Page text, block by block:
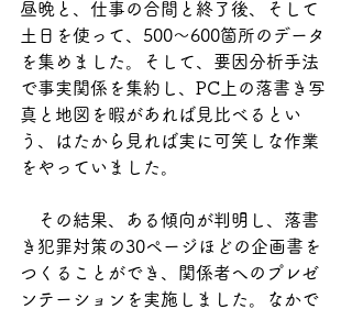
昼晩と、仕事の合間と終了後、そして
土日を使って、500～600箇所のデータ
を集めました。そして、要因分析手法
で事実関係を集約し、PC上の落書き写
真と地図を暇があれば見比べるとい
う、はたから見れば実に可笑しな作業
をやっていました。
その結果、ある傾向が判明し、落書
き犯罪対策の30ページほどの企画書を
つくることができ、関係者へのプレゼ
ンテーションを実施しました。なかで